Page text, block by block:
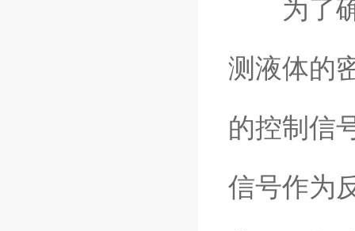
为了确
测液体的
的控制信
信号作为